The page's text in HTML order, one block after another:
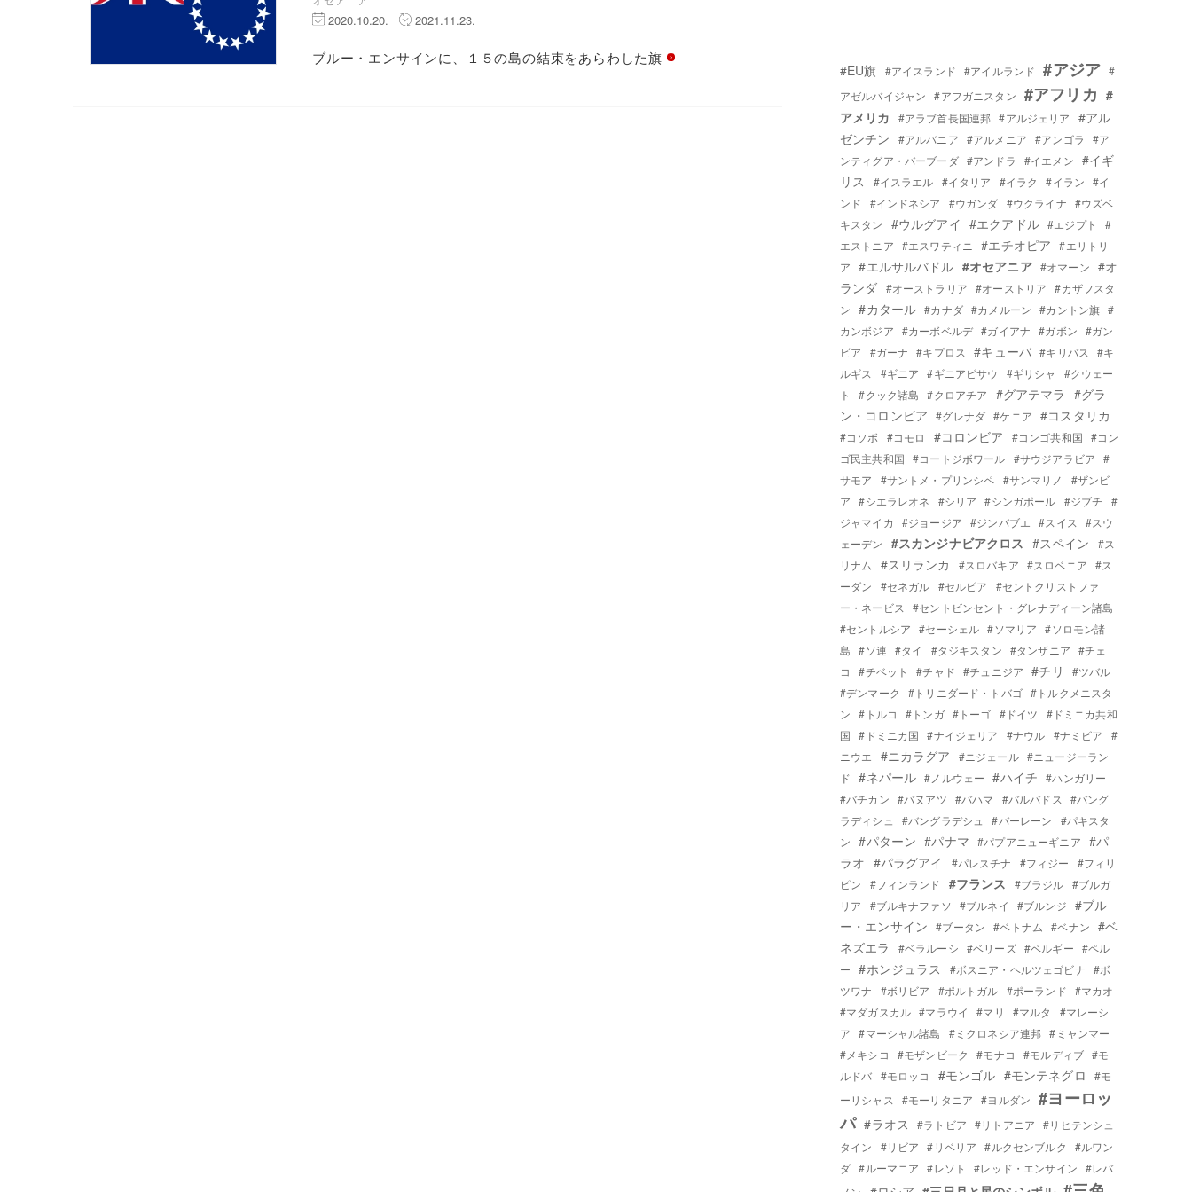
2020.10.20. 2021.11.23.
ブルー・エンサインに、１５の島の結束をあらわした旗
#EU旗 #アイスランド #アイルランド #アジア #
アゼルバイジャン
#アフガニスタン #アフリカ #
アメリカ
#アラブ首長国連邦 #アルジェリア
#アル
ゼンチン
#アルバニア #アルメニア #アンゴラ
#ア
ンティグア・バーブーダ #アンドラ #イエメン #イギ
リス
#イスラエル #イタリア #イラク #イラン
#イ
ンド
#インドネシア #ウガンダ #ウクライナ #ウズベ
キスタン
#ウルグアイ #エクアドル #エジプト
#
エストニア #エスワティニ #エチオピア
#エリトリ
ア
#エルサルバドル #オセアニア #オマーン #オ
ランダ #オーストラリア #オーストリア
#カザフスタ
ン
#カタール #カナダ #カメルーン #カントン旗 #
カンボジア #カーボベルデ #ガイアナ #ガボン #ガン
ビア
#ガーナ #キプロス #キューバ #キリバス
#キ
ルギス
#ギニア #ギニアビサウ #ギリシャ
#クウェー
ト
#クック諸島 #クロアチア #グアテマラ #グラ
ン・コロンビア
#グレナダ #ケニア #コスタリカ
#コソボ #コモロ #コロンビア #コンゴ共和国 #コン
ゴ民主共和国 #コートジボワール #サウジアラビア
#
サモア
#サントメ・プリンシペ #サンマリノ
#ザンビ
ア
#シエラレオネ #シリア #シンガポール #ジブチ
#
ジャマイカ
#ジョージア #ジンバブエ #スイス
#スウ
ェーデン
#スカンジナビアクロス #スペイン
#ス
リナム
#スリランカ #スロバキア #スロベニア #ス
ーダン
#セネガル #セルビア
#セントクリストファ
ー・ネービス
#セントビンセント・グレナディーン諸島
#セントルシア
#セーシェル #ソマリア
#ソロモン諸
島
#ソ連 #タイ #タジキスタン #タンザニア #チェ
コ
#チベット #チャド #チュニジア #チリ
#ツバル
#デンマーク
#トリニダード・トバゴ #トルクメニスタ
ン
#トルコ #トンガ #トーゴ #ドイツ
#ドミニカ共和
国
#ドミニカ国 #ナイジェリア #ナウル #ナミビア
#
ニウエ
#ニカラグア #ニジェール #ニュージーラン
ド
#ネパール #ノルウェー #ハイチ
#ハンガリー
#バチカン #バヌアツ #バハマ #バルバドス
#バング
ラディシュ
#バングラデシュ #バーレーン
#パキスタ
ン
#パターン #パナマ #パプアニューギニア #パ
ラオ #パラグアイ #パレスチナ #フィジー
#フィリ
ピン
#フィンランド #フランス #ブラジル #ブルガ
リア
#ブルキナファソ #ブルネイ #ブルンジ #ブル
ー・エンサイン
#ブータン #ベトナム #ベナン #ベ
ネズエラ
#ベラルーシ #ベリーズ #ベルギー #ペル
ー
#ホンジュラス #ボスニア・ヘルツェゴビナ #ボ
ツワナ
#ボリビア #ポルトガル #ポーランド #マカオ
#マダガスカル #マラウイ #マリ #マルタ
#マレーシ
ア
#マーシャル諸島 #ミクロネシア連邦 #ミャンマー
#メキシコ
#モザンビーク #モナコ #モルディブ #モ
ルドバ #モロッコ #モンゴル #モンテネグロ
#モ
ーリシャス
#モーリタニア #ヨルダン
#ヨーロッ
パ #ラオス #ラトビア #リトアニア
#リヒテンシュ
タイン
#リビア #リベリア #ルクセンブルク
#ルワン
ダ #ルーマニア #レソト #レッド・エンサイン #レバ